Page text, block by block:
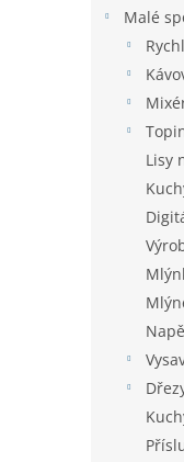
Malé
Lisy